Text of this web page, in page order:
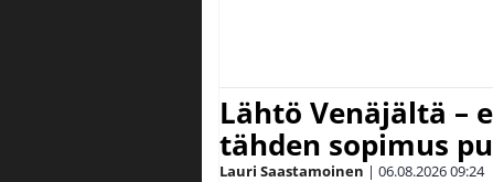
Lähtö Venäjältä –
tähden sopimus
Lauri Saastamoinen | 06.08.202609:24